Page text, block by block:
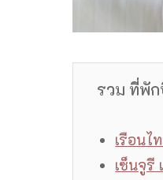
รวม ที่พั
เรือนไ
เซ็นจูรี